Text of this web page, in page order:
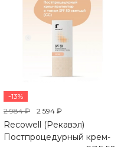
2 984 ₽ 2 594 ₽
-13%
Recowell (Рекавэл)
Постпроцедурный крем-